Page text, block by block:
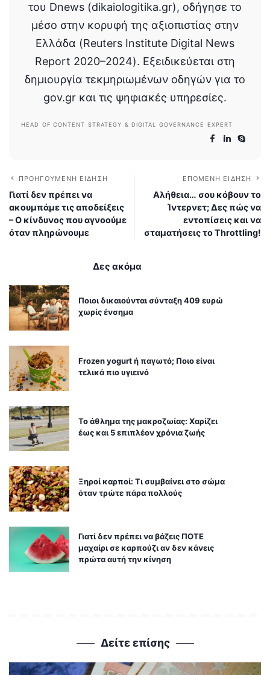
του Dnews (dikaiologitika.gr), οδήγησε το
μέσο στην κορυφή της αξιοπιστίας στην
Ελλάδα (Reuters Institute Digital News
Report 2020–2024). Εξειδικεύεται στη
δημιουργία τεκμηριωμένων οδηγών για το
gov.gr και τις ψηφιακές υπηρεσίες.
HEAD OF CONTENT STRATEGY & DIGITAL GOVERNANCE EXPERT
ΠΡΟΗΓΟΎΜΕΝΗ ΕΊΔΗΣΗ
Γιατί δεν πρέπει να
ακουμπάμε τις αποδείξεις
– Ο κίνδυνος που αγνοούμε
όταν πληρώνουμε
ΕΠΌΜΕΝΗ ΕΊΔΗΣΗ
Αλήθεια… σου κόβουν το
Ίντερνετ; Δες πώς να
εντοπίσεις και να
σταματήσεις το Throttling!
Δες ακόμα
Ποιοι δικαιούνται σύνταξη 409 ευρώ
χωρίς ένσημα
Frozen yogurt ή παγωτό; Ποιο είναι
τελικά πιο υγιεινό
Το άθλημα της μακροζωίας: Χαρίζει
έως και 5 επιπλέον χρόνια ζωής
Ξηροί καρποί: Τι συμβαίνει στο σώμα
όταν τρώτε πάρα πολλούς
Γιατί δεν πρέπει να βάζεις ΠΟΤΕ
μαχαίρι σε καρπούζι αν δεν κάνεις
πρώτα αυτή την κίνηση
Δείτε επίσης